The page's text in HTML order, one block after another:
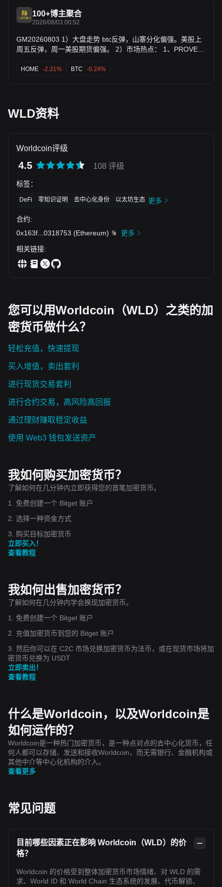
选。他们不是见绿就追，而是在耐心寻找聪明的入场点。 🟢
流动性正在流入： $JELLYJELLY • $OPG • $SLX • $LAB •
• $METIS 🔵 需要盯紧的核心龙头： $BTC — 流动性锚点
$ETH — 机构资金的磁石 $SOL — 高 beta 的 Layer 1 领跑者
$HYPE — 风险偏好的温度计 $ZEC 与 $DOGE — 散户情绪的
$MEGA 现在最大的错误是什么？就是去追那些已经涨完的
币。 真正的优势，来自在大众发现之前，提前看穿资金的流
时候，真正吸筹的币正在低调运行，而所有人都在看向别处 👀
100+博主聚合
2026/08/03 00:52
GM20260803 1）大盘走势 btc反弹，山寨分化偏强。美股上
周五反弹，周一美股期货偏强。 2）市场热点： 1、PROVE、
3540万美元。 2、老主流反弹，ada涨超9%，avax、zec、
韩股市周一低开。 5、分析师：比特币买盘支撑依旧强劲，当
前价格下方2%-20%区间堆积大量限价买单。 今日恐慌与贪婪
HOME -2.31% BTC -0.24%
WLD资料
Worldcoin评级
4.5 108 评级
标签：
DeFi 零知识证明 去中心化身份 以太坊生态 更多
合约:
0x163f
0318753 (Ethereum)
更多
相关链接:
您可以用Worldcoin（WLD）之类的加
密货币做什么？
轻松充值，快速提现
买入增值，卖出套利
进行现货交易套利
进行合约交易，高风险高回报
通过理财赚取稳定收益
使用 Web3 钱包发送资产
我如何购买加密货币？
了解如何在几分钟内立即获得您的首笔加密货币。
1. 免费创建一个 Bitget 账户
2. 选择一种资金方式
3. 购买目标加密货币
立即买入！
查看教程
我如何出售加密货币？
了解如何在几分钟内学会换现加密货币。
1. 免费创建一个 Bitget 账户
2. 充值加密货币到您的 Bitget 账户
3. 然后你可以在 C2C 市场兑换加密货币为法币，或在现货市场将加
密货币兑换为 USDT
立即卖出！
查看教程
什么是Worldcoin，以及Worldcoin是
如何运作的？
Worldcoin是一种热门加密货币，是一种点对点的去中心化货币，任
何人都可以存储、发送和接收Worldcoin，而无需银行、金融机构或
其他中介等中心化机构的介入。
查看更多
常见问题
目前哪些因素正在影响 Worldcoin（WLD）的价
格？
Worldcoin 的价格受到整体加密货币市场情绪、对 WLD 的需
求、World ID 和 World Chain 生态系统的发展、代币解锁、